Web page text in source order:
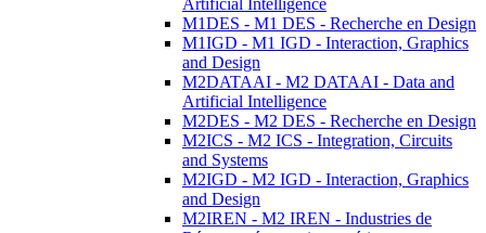
Artificial Intelligence
M1DES - M1 DES - Recherche en Design
M1IGD - M1 IGD - Interaction, Graphics
and Design
M2DATAAI - M2 DATAAI - Data and
Artificial Intelligence
M2DES - M2 DES - Recherche en Design
M2ICS - M2 ICS - Integration, Circuits
and Systems
M2IGD - M2 IGD - Interaction, Graphics
and Design
M2IREN - M2 IREN - Industries de